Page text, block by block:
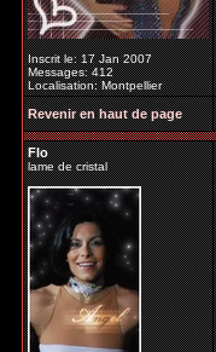
Inscrit le: 17 Jan 2007
Messages: 412
Localisation: Montpellier
Revenir en haut de page
Flo
lame de cristal